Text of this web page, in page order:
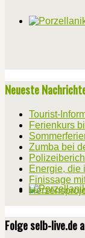
Neueste
Tourist-
Ferienkurs
Zumba bei
Energie, die
Finissage
Folge selb-live.de